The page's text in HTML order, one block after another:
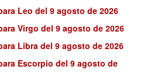
Leo del 9 agosto de 2026
Virgo del 9 agosto de 2026
Libra del 9 agosto de 2026
Escorpio del 9 agosto de